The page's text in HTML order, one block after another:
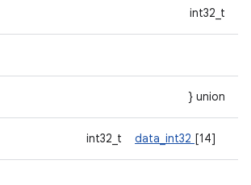
int32_t
union {
data_int32 [14]